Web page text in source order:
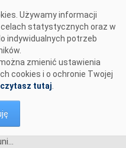
Używamy informacji
statystycznych oraz w
indywidualnych potrzeb
zmienić ustawienia
cookies i o ochronie Twojej
tutaj
Komunikat OSP dotyczący zawieszenia procesu Jednolitego łączenia Rynków Dnia Bieżącego w dn. 25.09.2020